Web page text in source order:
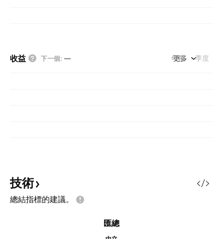
收益 下一個: — 年度 季度
更多
技術
總結指標的建議。
匯總